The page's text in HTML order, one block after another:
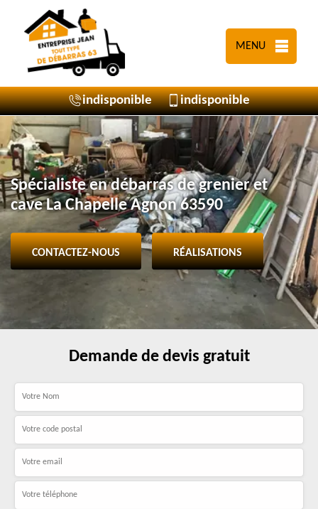
MENU
indisponible indisponible
Spécialiste en débarras de grenier et
cave La Chapelle Agnon 63590
CONTACTEZ-NOUS RÉALISATIONS
Demande de devis gratuit